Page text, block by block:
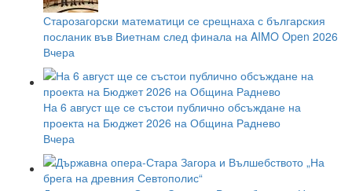
Старозагорски математици се срещнаха с българския
посланик във Виетнам след финала на AIMO Open 2026
Вчера
На 6 август ще се състои публично обсъждане на
проекта на Бюджет 2026 на Община Раднево
Вчера